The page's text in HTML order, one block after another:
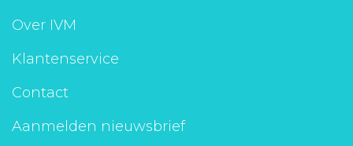
Aanmelden nieuwsbrief
Toegang leeromgeving
Over IVM
Klantenservice
Contact
Aanmelden nieuwsbrief